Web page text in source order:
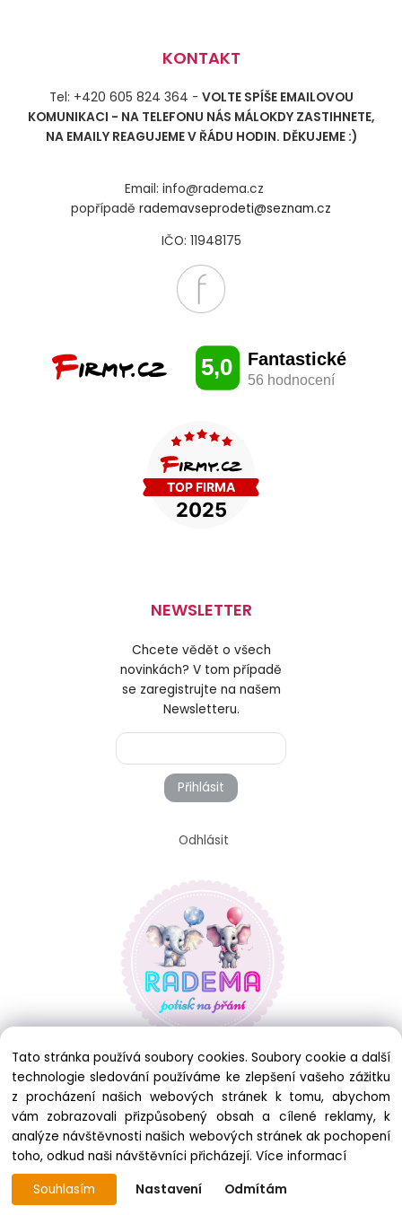
KONTAKT
Tel: +420 605 824 364 - VOLTE SPÍŠE EMAILOVOU
KOMUNIKACI - NA TELEFONU NÁS MÁLOKDY ZASTIHNETE,
NA EMAILY REAGUJEME V ŘÁDU HODIN. DĚKUJEME :)
Email: info@radema.cz
popřípadě rademavseprodeti@seznam.cz
IČO: 11948175
NEWSLETTER
Chcete vědět o všech
novinkách? V tom případě
se zaregistrujte na našem
Newsletteru.
Přihlásit
Odhlásit
Copyright © 2025 RADEMA, All rights reserved
Vytvořeno systémem ClickEshop.cz
Tato stránka používá soubory cookies. Soubory cookie a další
technologie sledování používáme ke zlepšení vašeho zážitku
z procházení našich webových stránek k tomu, abychom
vám zobrazovali přizpůsobený obsah a cílené reklamy, k
analýze návštěvnosti našich webových stránek ak pochopení
toho, odkud naši návštěvníci přicházejí. Více informací
Souhlasím
Nastavení Odmítám